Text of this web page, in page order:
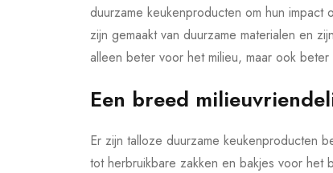
duurzame keukenproducten om hun
zijn gemaakt van duurzame materialen en
alleen beter voor het milieu, maar ook
Een breed
Er zijn talloze duurzame keukenproducten
tot herbruikbare zakken en bakjes voor het